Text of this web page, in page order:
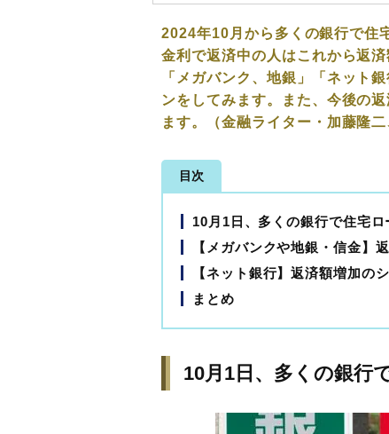
2024年10月から多くの銀行で住
金利で返済中の人はこれから返
「メガバンク、地銀」「ネット
ンをしてみます。また、今後の
ます。（金融ライター・加藤隆二
目次
10月1日、多くの銀行で住宅
【メガバンクや地銀・信金】
【ネット銀行】返済額増加の
まとめ
10月1日、多くの銀行